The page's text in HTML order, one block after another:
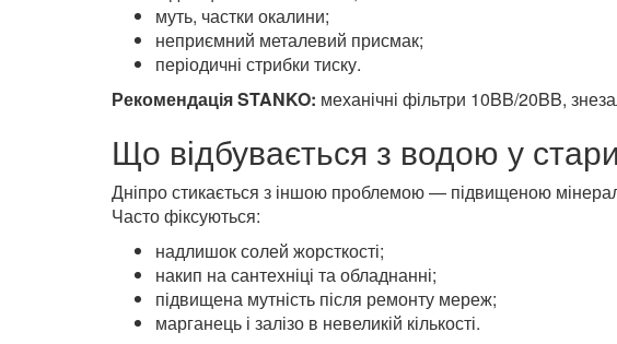
муть, частки окалини;
неприємний металевий присмак;
періодичні стрибки тиску.
Рекомендація STANKO: механічні фільтри 10BB/20BB,
Що відбувається з водою у
Дніпро стикається з іншою проблемою — підвищеною
Часто фіксуються:
надлишок солей жорсткості;
накип на сантехніці та обладнанні;
підвищена мутність після ремонту мереж;
марганець і залізо в невеликій кількості.